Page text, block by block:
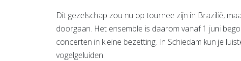
Dit gezelschap zou nu op tournee zijn in Brazilië,
doorgaan. Het ensemble is daarom vanaf 1 juni
concerten in kleine bezetting. In Schiedam kun je
vogelgeluiden.